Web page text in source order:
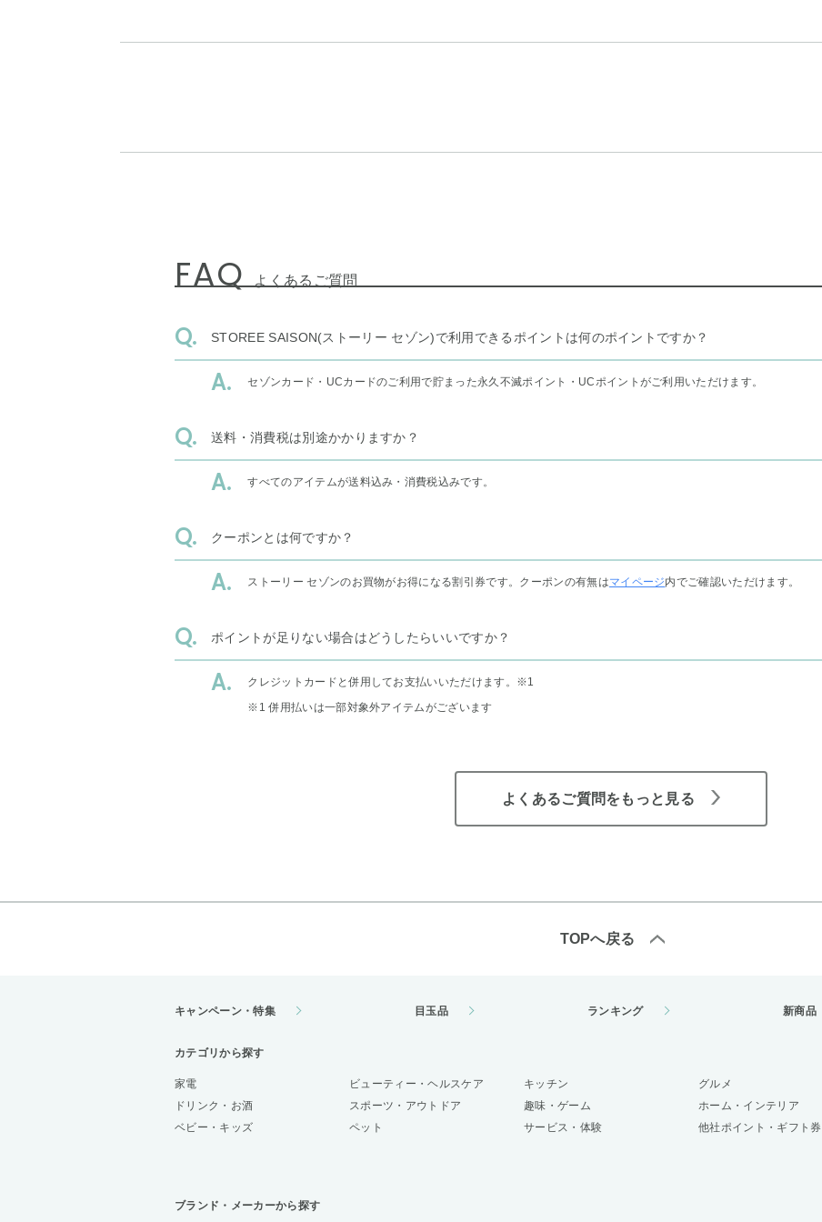
FAQ よくあるご質問
STOREE SAISON(ストーリー セゾン)で利用できるポイントは何のポイントですか？
セゾンカード・UCカードのご利用で貯まった永久不滅ポイント・UCポイントがご利用いただけます。
送料・消費税は別途かかりますか？
すべてのアイテムが送料込み・消費税込みです。
クーポンとは何ですか？
ストーリー セゾンのお買物がお得になる割引券です。クーポンの有無はマイページ内でご確認いただけます。
ポイントが足りない場合はどうしたらいいですか？
クレジットカードと併用してお支払いいただけます。 ※1
※1 併用払いは一部対象外アイテムがございます
よくあるご質問をもっと見る
TOPへ戻る
キャンペーン・特集 目玉品 ランキング 新商品
カテゴリから探す
家電 ビューティー・ヘルスケア キッチン グルメ
ドリンク・お酒
スポーツ・アウトドア 趣味・ゲーム ホーム・インテリア
ベビー・キッズ
ペット サービス・体験 他社ポイント・ギフト券
ブランド・メーカーから探す